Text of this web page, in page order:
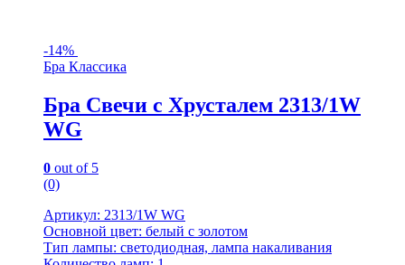
-14%
Бра Классика
Бра Свечи с Хрусталем 2313/1W
WG
0 out of 5
(0)
Артикул: 2313/1W WG
Основной цвет: белый с золотом
Тип лампы: светодиодная, лампа накаливания